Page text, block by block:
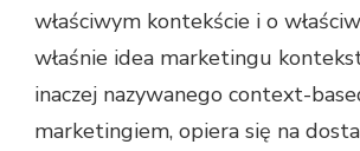
właściwym kontekście i o
właśnie idea marketingu
inaczej nazywanego context-
marketingiem, opiera się na